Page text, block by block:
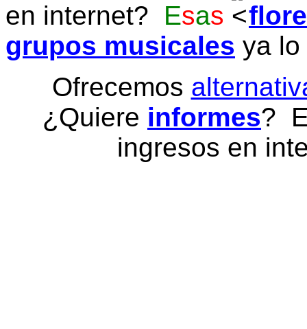
en internet? Esas
grupos musicales ya
Ofrecemos
¿Quiere informes?
ingresos en